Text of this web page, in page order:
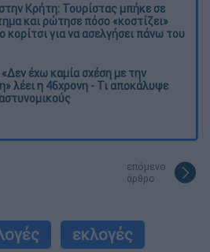
Κρήτη: Τουρίστας μπήκε σε
και ρώτησε πόσο «κοστίζει»
κορίτσι για να ασελγήσει πάνω του
έχω καμία σχέση με την
λέει η 46χρονη - Τι αποκάλυψε
επόμενο
άρθρο
εκλογές